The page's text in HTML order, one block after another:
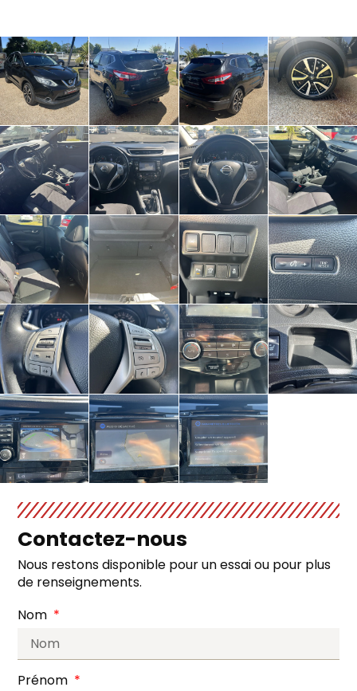
Contactez-nous
Nous restons disponible pour un essai ou pour plus
de renseignements.
Nom
Prénom